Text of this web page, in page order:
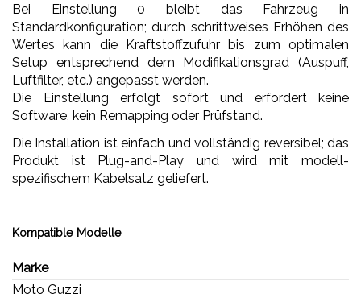
Bei Einstellung 0 bleibt das Fahrzeug in
Standardkonfiguration; durch schrittweises Erhöhen des
Wertes kann die Kraftstoffzufuhr bis zum optimalen
Setup entsprechend dem Modifikationsgrad (Auspuff,
Luftfilter, etc.) angepasst werden.
Die Einstellung erfolgt sofort und erfordert keine
Software, kein Remapping oder Prüfstand.
Die Installation ist einfach und vollständig reversibel; das
Produkt ist Plug-and-Play und wird mit modell-
spezifischem Kabelsatz geliefert.
Kompatible Modelle
Marke
Moto Guzzi